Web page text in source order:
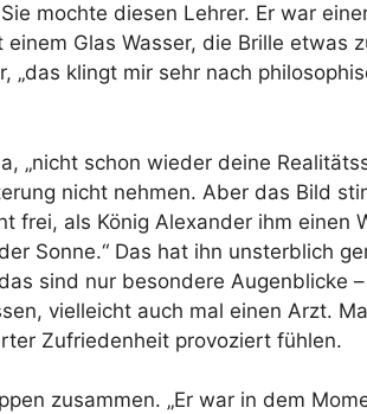
mochte diesen Lehrer. Er war
einem Glas Wasser, die Brille etwas
„das klingt mir sehr nach
„nicht schon wieder deine
nicht nehmen. Aber das Bild
frei, als König Alexander ihm einen
Sonne.“ Das hat ihn unsterblich
sind nur besondere Augenblicke
vielleicht auch mal einen Arzt.
Zufriedenheit provoziert fühlen.
zusammen. „Er war in dem